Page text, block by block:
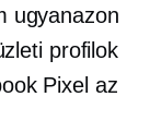
ugyanazon
profilok
Pixel az